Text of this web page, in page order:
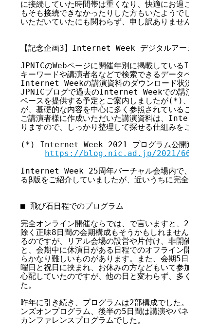
に接続していた時間帯は重くなり、快適にお過ごしい
もそも接続できなかったりした方もいたようでした。
いただいていたにも関わらず、申し訳ありませんでした
【記念企画3】Internet Week デジタルアーカイブ
JPNICのWebページに開催年別に掲載している
キーワードや講演者名などで検索できるデータベースで
Internet Weekの講演資料のダウンロード状況を見た
JPNICブログで過去のInternet Weekでの講演資料を
ベースを提供する予定とご案内しましたが(*)、意外に
が、基礎的な内容を中心に多く参照されていることが
ご講演者様に作成いただいた講演資料は、Internet
りますので、しっかり整理して探せる仕組みをご提供
(*) Internet Week 2021 プログラム公開迫る！
https://blog.nic.ad.jp/2021/6697/
Internet Week 25周年バーチャル会場内で、2013年
るβ版をご紹介していましたが、近いうちに完全版を公
■ 飛び石日程でのプログラム
完全オンライン開催ならでは、で言いますと、2週間に
除く正味8日間の会期構成もそうかもしれません。完全
るのですが、リアル会場の設営や片付け、非開催日の
と、会期中に休演日がある日程でのオフライン開催は
らかなり難しいものがあります。また、会期5日目の
曜日と祝日に挟まれ、お休みの方などもいて参加者が
心配していたのですが、他の日と変わらず、多くの方
た。
昨年に引き続き、プログラムは2部構成でした。前半の
ンズオンプログラム、後半の5日間は講演やパネルディ
カンファレンスプログラムでした。